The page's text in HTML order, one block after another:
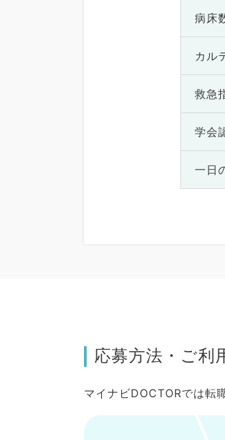
病床
カル
救急
学会
一日
応募方法・ご利
マイナビDOCTORでは転